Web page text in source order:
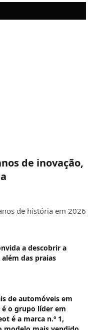
de inovação,
de história em 2026
a descobrir a
das praias
de automóveis em
o grupo líder em
é a marca n.º 1,